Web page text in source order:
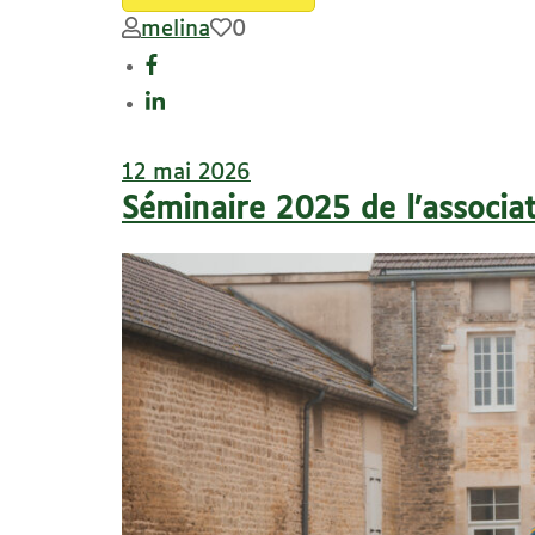
melina 0
12 mai 2026
Séminaire 2025 de